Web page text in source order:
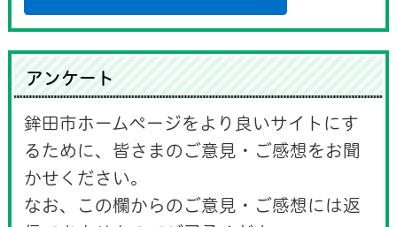
アンケート
鉾田市ホームページをより良いサイトにす
るために、皆さまのご意見・ご感想をお聞
かせください。
なお、この欄からのご意見・ご感想には返